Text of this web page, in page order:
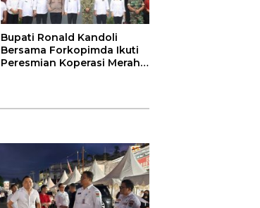
Bupati Ronald Kandoli
Bersama Forkopimda Ikuti
Peresmian Koperasi Merah